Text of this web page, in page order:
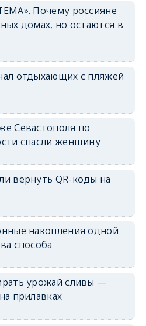
Почему россияне
домах, но остаются в
отдыхающих с пляжей
Севастополя по
спасли женщину
вернуть QR-коды на
накопления одной
способа
урожай сливы —
прилавках